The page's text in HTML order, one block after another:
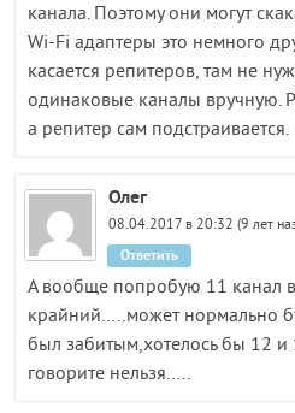
канала. Поэтому они могут
Wi-Fi адаптеры это немного
касается репитеров, там не
одинаковые каналы вручную.
а репитер сам подстраивается.
Олег
08.04.2017 в 20:32 (9 лет
А вообще попробую 11 канал
крайний…..может нормально
был забитым,хотелось бы 12
говорите нельзя…..
Ответить